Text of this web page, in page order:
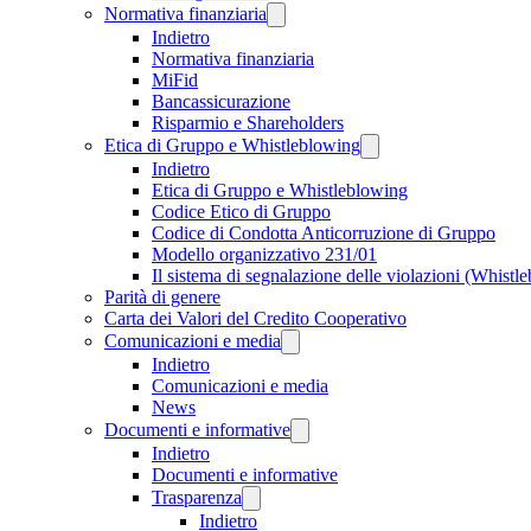
Normativa finanziaria
Indietro
Normativa finanziaria
MiFid
Bancassicurazione
Risparmio e Shareholders
Etica di Gruppo e Whistleblowing
Indietro
Etica di Gruppo e Whistleblowing
Codice Etico di Gruppo
Codice di Condotta Anticorruzione di Gruppo
Modello organizzativo 231/01
Il sistema di segnalazione delle violazioni
Parità di genere
Carta dei Valori del Credito Cooperativo
Comunicazioni e media
Indietro
Comunicazioni e media
News
Documenti e informative
Indietro
Documenti e informative
Trasparenza
Indietro